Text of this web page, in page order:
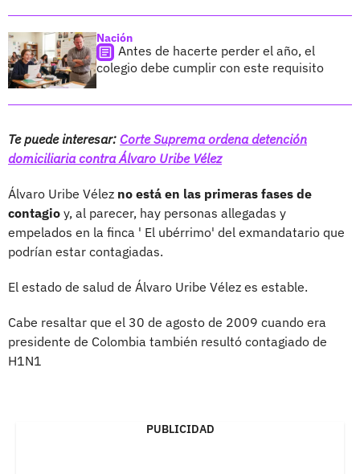
Nación
Antes de hacerte perder el año, el
colegio debe cumplir con este requisito
Te puede interesar: Corte Suprema ordena detención
domiciliaria contra Álvaro Uribe Vélez
Álvaro Uribe Vélez no está en las primeras fases de
contagio y, al parecer, hay personas allegadas y
empelados en la finca ' El ubérrimo' del exmandatario que
podrían estar contagiadas.
El estado de salud de Álvaro Uribe Vélez es estable.
Cabe resaltar que el 30 de agosto de 2009 cuando era
presidente de Colombia también resultó contagiado de
H1N1
PUBLICIDAD